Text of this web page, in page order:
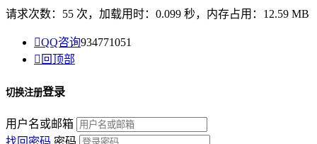
请求次数：55 次，加载用时：0.099 秒，内存占用：12.59 MB
QQ咨询934771051
 回顶部
切换注册登录
用户名或邮箱
找回密码 密码